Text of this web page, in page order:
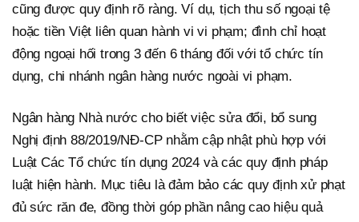
cũng được quy định rõ ràng. Ví dụ, tịch thu số ngoại tệ
hoặc tiền Việt liên quan hành vi vi phạm; đình chỉ hoạt
động ngoại hối trong 3 đến 6 tháng đối với tổ chức tín
dụng, chi nhánh ngân hàng nước ngoài vi phạm.
Ngân hàng Nhà nước cho biết việc sửa đổi, bổ sung
Nghị định 88/2019/NĐ-CP nhằm cập nhật phù hợp với
Luật Các Tổ chức tín dụng 2024 và các quy định pháp
luật hiện hành. Mục tiêu là đảm bảo các quy định xử phạt
đủ sức răn đe, đồng thời góp phần nâng cao hiệu quả